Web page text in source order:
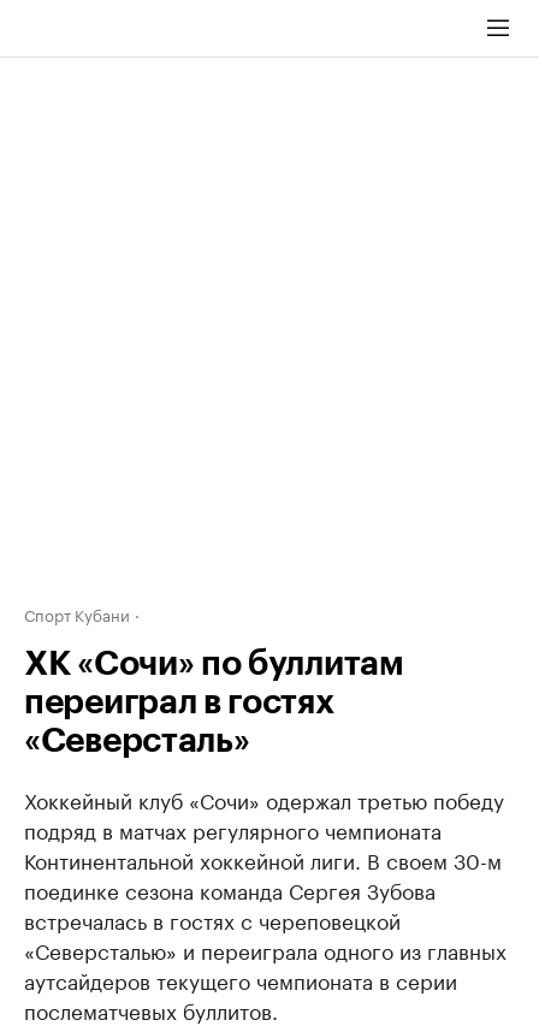
Спорт Кубани
ХК «Сочи» по буллитам
переиграл в гостях
«Северсталь»
Хоккейный клуб «Сочи» одержал третью победу
подряд в матчах регулярного чемпионата
Континентальной хоккейной лиги. В своем 30-м
поединке сезона команда Сергея Зубова
встречалась в гостях с череповецкой
«Северсталью» и переиграла одного из главных
аутсайдеров текущего чемпионата в серии
послематчевых буллитов.